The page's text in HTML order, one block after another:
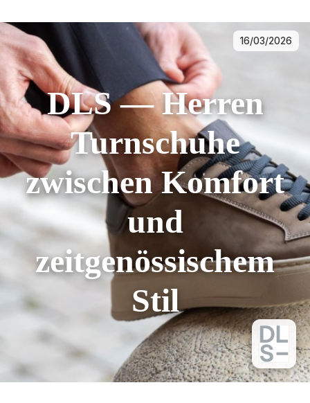
16/03/2026
DLS — Herren
Turnschuhe
zwischen Komfort
und
zeitgenössischem
Stil